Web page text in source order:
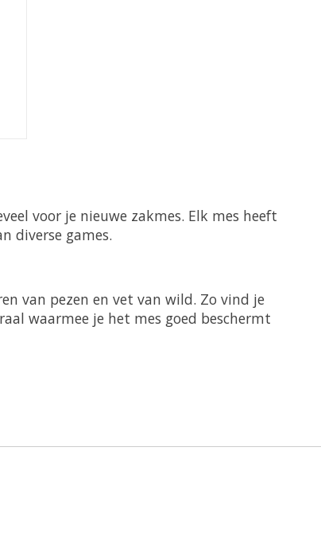
voor je nieuwe zakmes. Elk mes heeft
diverse games.
van pezen en vet van wild. Zo vind je
waarmee je het mes goed beschermt